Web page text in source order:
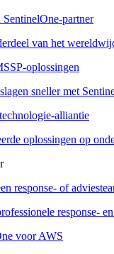
SentinelOne-partner
van het
oplossingen
sneller met
alliantie
oplossingen op
response- of
response-
voor AWS